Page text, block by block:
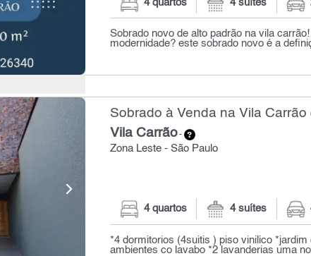
4 quartos 4 suítes
Sobrado novo de alto padrão na vila
modernidade? este sobrado novo é a
Sobrado à Venda na Vila Carrão
Vila Carrão-
Zona Leste - São Paulo
4 quartos 4 suítes
*4 dormitorios (4suitis ) piso vinilico
ambientes co lavabo *2 lavanderias uma